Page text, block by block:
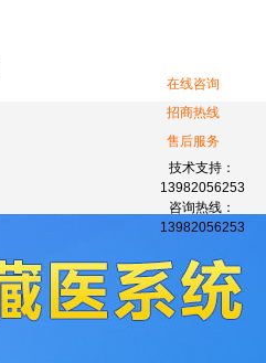
在线咨询
招商热线
售后服务
技术支持：
13982056253
咨询热线：
13982056253